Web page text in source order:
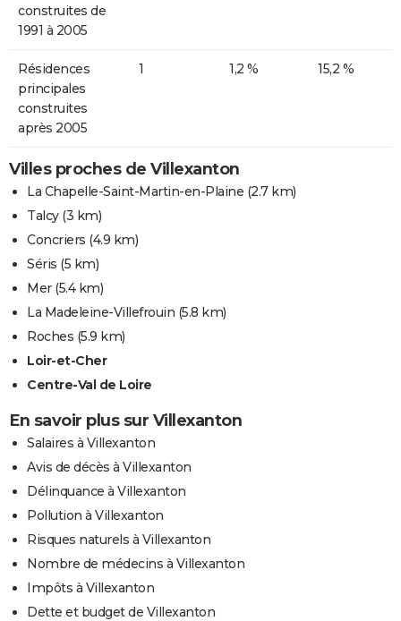
construites de
1991 à 2005
Résidences
principales
construites
après 2005
1 1,2 % 15,2 %
Villes proches de Villexanton
La Chapelle-Saint-Martin-en-Plaine (2.7 km)
Talcy(3 km)
Concriers (4.9 km)
Séris (5 km)
Mer(5.4 km)
La Madeleine-Villefrouin (5.8 km)
Roches (5.9 km)
Loir-et-Cher
Centre-Val de Loire
En savoir plus sur Villexanton
Salaires à Villexanton
Avis de décès à Villexanton
Délinquance à Villexanton
Pollution à Villexanton
Risques naturels à Villexanton
Nombre de médecins à Villexanton
Impôts à Villexanton
Dette et budget de Villexanton